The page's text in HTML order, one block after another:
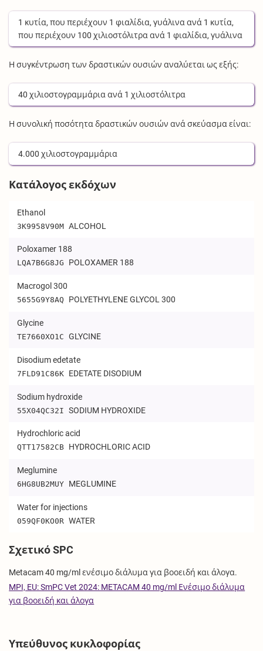
1 κυτία, που περιέχουν 1 φιαλίδια, γυάλιναανά 1 κυτία,
που περιέχουν 100 χιλιοστόλιτραανά 1 φιαλίδια, γυάλινα
Η συγκέντρωση των δραστικών ουσιών αναλύεται ως εξής:
40 χιλιοστογραμμάριαανά 1 χιλιοστόλιτρα
Η συνολική ποσότητα δραστικών ουσιών ανά σκεύασμα είναι:
4.000 χιλιοστογραμμάρια
Κατάλογος εκδόχων
Ethanol
3K9958V90MALCOHOL
Poloxamer 188
LQA7B6G8JG POLOXAMER 188
Macrogol 300
5655G9Y8AQ POLYETHYLENE GLYCOL 300
Glycine
TE7660XO1CGLYCINE
Disodium edetate
7FLD91C86K EDETATE DISODIUM
Sodium hydroxide
55X04QC32ISODIUM HYDROXIDE
Hydrochloric acid
QTT17582CB HYDROCHLORIC ACID
Meglumine
6HG8UB2MUY MEGLUMINE
Water for injections
059QF0KO0RWATER
Σχετικό SPC
Metacam 40 mg/ml ενέσιμο διάλυμα για βοοειδή και άλογα.
MPI, EU: SmPC Vet 2024: METACAM 40 mg/ml Ενέσιμο διάλυμα
για βοοειδή και άλογα
Υπεύθυνος κυκλοφορίας